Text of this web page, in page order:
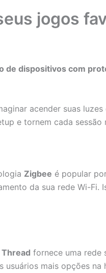
jogos
de dispositivos com
acender suas luzes
e tornem cada sessão
Zigbee é popular
da sua rede Wi-Fi.
Thread fornece uma rede
mais opções na